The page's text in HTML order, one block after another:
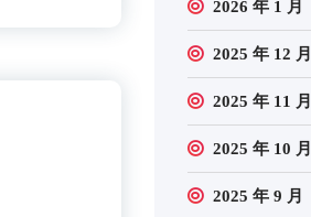
2026 年 1 月
2025 年 12 月
2025 年 11 月
2025 年 10 月
2025 年 9 月